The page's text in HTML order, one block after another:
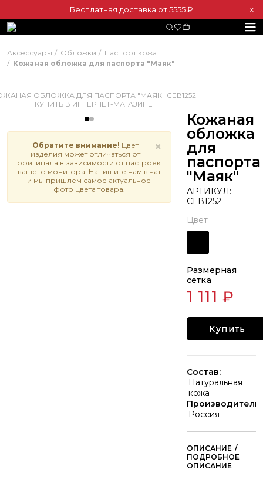
Бесплатная доставка от 5555 ₽ Х
Аксессуары Обложки
Паспорт кожа
Кожаная обложка для паспорта "Маяк"
×
Обратите внимание! Цвет
изделия может отличаться от
оригинала в зависимости от настроек
вашего монитора. Напишите нам в чат
и мы пришлем самое актуальное
фото цвета товара.
Кожаная
обложка
для
паспорта
"Маяк"
АРТИКУЛ:
СЕВ1252
Цвет
Размерная
сетка
1 111 ₽
Купить
Состав:
Натуральная
кожа
Производитель:
Россия
/